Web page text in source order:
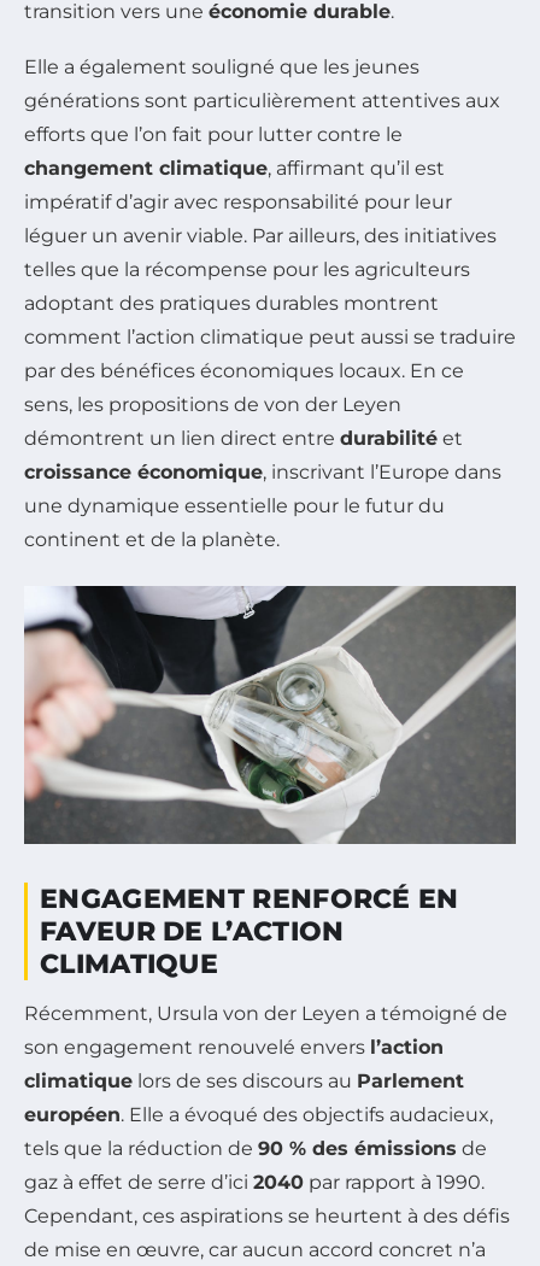
transition vers une économie durable.
Elle a également souligné que les jeunes
générations sont particulièrement attentives aux
efforts que l’on fait pour lutter contre le
changement climatique, affirmant qu’il est
impératif d’agir avec responsabilité pour leur
léguer un avenir viable. Par ailleurs, des initiatives
telles que la récompense pour les agriculteurs
adoptant des pratiques durables montrent
comment l’action climatique peut aussi se traduire
par des bénéfices économiques locaux. En ce
sens, les propositions de von der Leyen
démontrent un lien direct entre durabilité et
croissance économique, inscrivant l’Europe dans
une dynamique essentielle pour le futur du
continent et de la planète.
ENGAGEMENT RENFORCÉ EN
FAVEUR DE L’ACTION
CLIMATIQUE
Récemment, Ursula von der Leyen a témoigné de
son engagement renouvelé envers l’action
climatique lors de ses discours au Parlement
européen. Elle a évoqué des objectifs audacieux,
tels que la réduction de 90 % des émissions de
gaz à effet de serre d’ici 2040 par rapport à 1990.
Cependant, ces aspirations se heurtent à des défis
de mise en œuvre, car aucun accord concret n’a